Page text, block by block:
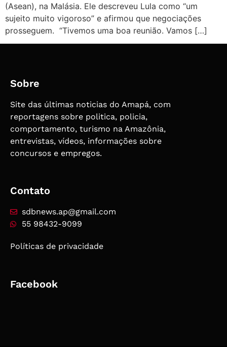
(Asean), na Malásia. Ele descreveu Lula como “um
sujeito muito vigoroso” e afirmou que negociações
prosseguem. “Tivemos uma boa reunião. Vamos […]
Sobre
Site das últimas noticias do Amapá, com
reportagens sobre politica, policia,
comportamento, turismo na Amazônia,
entrevistas, vídeos, informações sobre
concursos e empregos.
Contato
sdbnews.ap@gmail.com
55 98432-9099
Políticas de privacidade
Facebook